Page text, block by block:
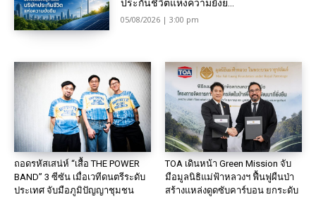
ประกันชีวิตแห่งความยั่งย...
05/08/2026 | 3:00 pm
ถอดรหัสเสน่ห์ “เสื้อ THE POWER
BAND” 3 ซีซัน เมื่อเวทีดนตรีระดับ
ประเทศ จับมือภูมิปัญญาชุมชน
TOA เดินหน้า Green Mission จับ
มือมูลนิธิแม่ฟ้าหลวงฯ ฟื้นฟูผืนป่า
สร้างแหล่งดูดซับคาร์บอน ยกระดับ